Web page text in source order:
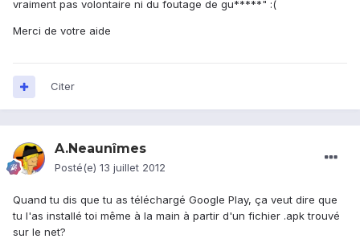
vraiment pas volontaire ni du foutage de gu*****" :(
Merci de votre aide
Citer
A.Neaunîmes
Posté(e) 13 juillet 2012
Quand tu dis que tu as téléchargé Google Play, ça veut dire que
tu l'as installé toi même à la main à partir d'un fichier .apk trouvé
sur le net?